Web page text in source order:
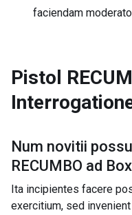
faciendam
Pistol
Num novitii
RECUMBO ad Box
Ita incipientes facere
exercitium, sed